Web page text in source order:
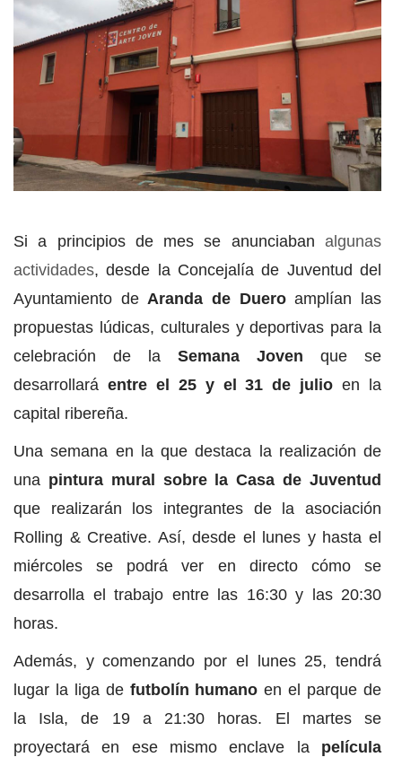
Si a principios de mes se anunciaban algunas
actividades, desde la Concejalía de Juventud del
Ayuntamiento deAranda de Dueroamplían las
propuestas lúdicas, culturales y deportivas para la
celebración de la Semana Joven que se
desarrollará entre el 25 y el 31 de julio en la
capital ribereña.
Una semana en la que destaca la realización de
una pintura mural sobre la Casa de Juventud
que realizarán los integrantes de la asociación
Rolling & Creative. Así, desde el lunes y hasta el
miércoles se podrá ver en directo cómo se
desarrolla el trabajo entre las 16:30 y las 20:30
horas.
Además, y comenzando por el lunes 25, tendrá
lugar la liga defutbolín humanoen el parque de
la Isla, de 19 a 21:30 horas. El martes se
proyectará en ese mismo enclave lapelícula